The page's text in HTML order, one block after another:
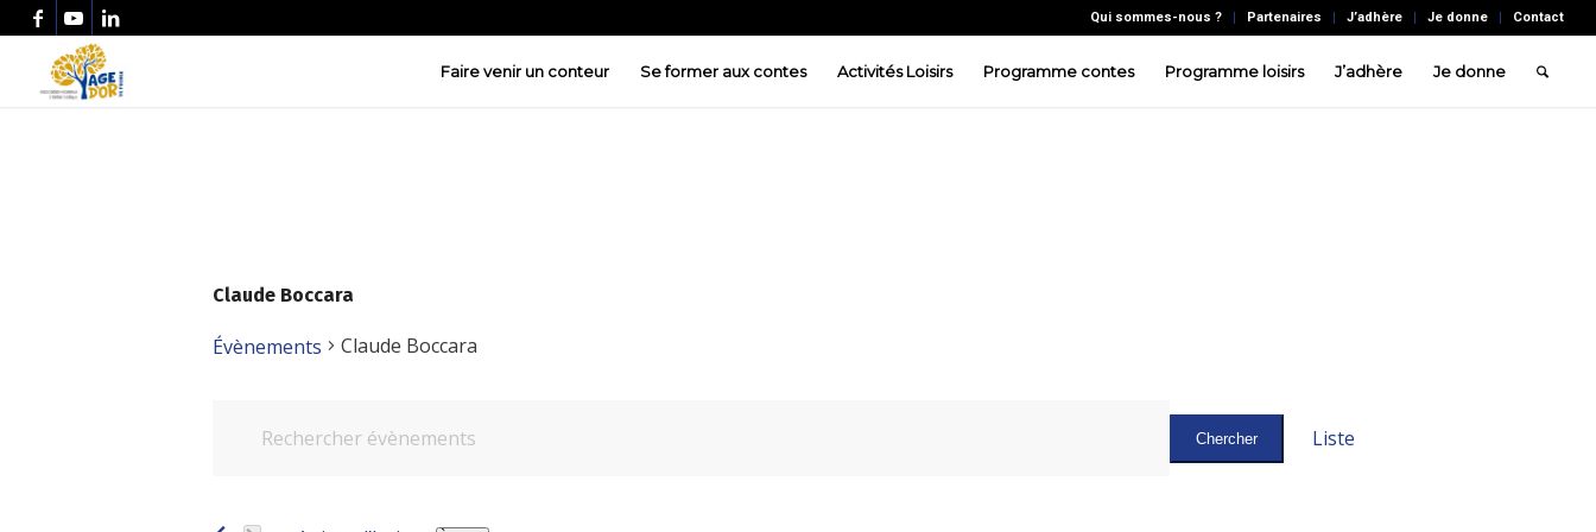
Qui sommes-nous ? Partenaires J’adhère Je donne Contact
Faire venir un conteur Se former aux contes Activités Loisirs Programme contes Programme loisirs J’adhère Je donne
Claude Boccara
Évènements Claude Boccara
de
Rechercher
Chercher
de
Liste